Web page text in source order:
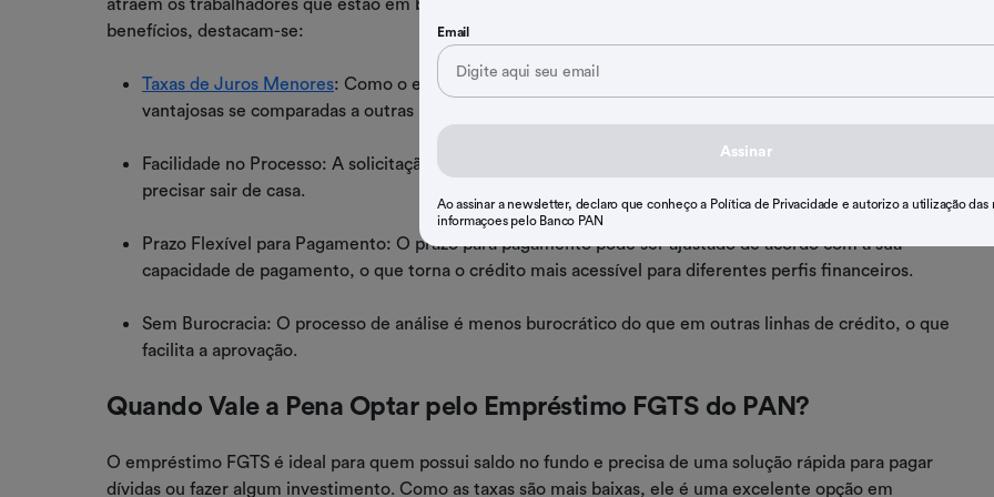
benefícios, destacam-se:
Taxas de Juros Menores: Como o empréstimo é garantido pelo FGTS, as taxas de juros são mais
vantajosas se comparadas a outras linhas de crédito tradicionais.
Facilidade no Processo: A solicitação é simples e pode ser feita de forma totalmente digital, sem
precisar sair de casa.
Prazo Flexível para Pagamento: O prazo para pagamento pode ser ajustado de acordo com a sua
capacidade de pagamento, o que torna o crédito mais acessível para diferentes perfis financeiros.
Sem Burocracia: O processo de análise é menos burocrático do que em outras linhas de crédito, o que
facilita a aprovação.
Quando Vale a Pena Optar pelo Empréstimo FGTS do PAN?
O empréstimo FGTS é ideal para quem possui saldo no fundo e precisa de uma solução rápida para pagar
dívidas ou fazer algum investimento. Como as taxas são mais baixas, ele é uma excelente opção em
Email
Assinar
Ao assinar a newsletter, declaro que conheço a Política de Privacidade e autorizo a utilização das
informaçoes pelo Banco PAN